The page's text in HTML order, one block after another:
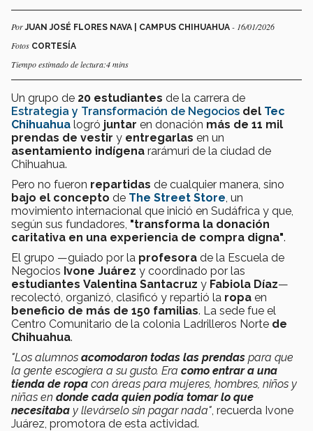
PorJUAN JOSÉ FLORES NAVA | CAMPUS CHIHUAHUA - 16/01/2026
Fotos CORTESÍA
Tiempo estimado de lectura:4 mins
Un grupo de 20 estudiantes de la carrera de
Estrategia y Transformación de Negocios del Tec
Chihuahua logró juntar en donación más de 11 mil
prendas de vestir y entregarlas en un
asentamiento indígena rarámuri de la ciudad de
Chihuahua.
Pero no fueron repartidas de cualquier manera, sino
bajo el concepto de The Street Store , un
movimiento internacional que inició en Sudáfrica y que,
según sus fundadores, "transforma la donación
caritativa en una experiencia de compra digna".
El grupo —guiado por la profesora de la Escuela de
Negocios Ivone Juárez y coordinado por las
estudiantes Valentina Santacruz y Fabiola Díaz—
recolectó, organizó, clasificó y repartió la ropa en
beneficio de más de 150 familias. La sede fue el
Centro Comunitario de la colonia Ladrilleros Norte de
Chihuahua.
"Los alumnos acomodaron todas las prendas para que
la gente escogiera a su gusto. Era como entrar a una
tienda de ropa con áreas para mujeres, hombres, niños y
niñas en donde cada quien podía tomar lo que
necesitaba y llevárselo sin pagar nada" , recuerda Ivone
Juárez, promotora de esta actividad.